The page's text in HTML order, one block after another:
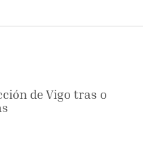
de Vigo tras o